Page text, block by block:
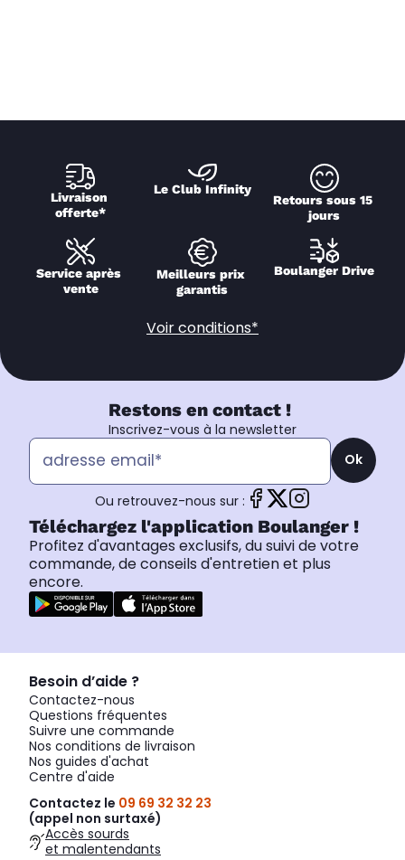
Livraison
offerte*
Le Club Infinity
Retours sous 15
jours
Service après
vente
Meilleurs prix
garantis
Boulanger Drive
Voir conditions*
Restons en contact !
Inscrivez-vous à la newsletter
Ok
Ou retrouvez-nous sur :
Téléchargez l'application Boulanger !
Profitez d'avantages exclusifs, du suivi de votre
commande, de conseils d'entretien et plus
encore.
Besoin d’aide ?
Contactez-nous
Questions fréquentes
Suivre une commande
Nos conditions de livraison
Nos guides d'achat
Centre d'aide
Contactez le 09 69 32 32 23
(appel non surtaxé)
Accès sourds
et malentendants